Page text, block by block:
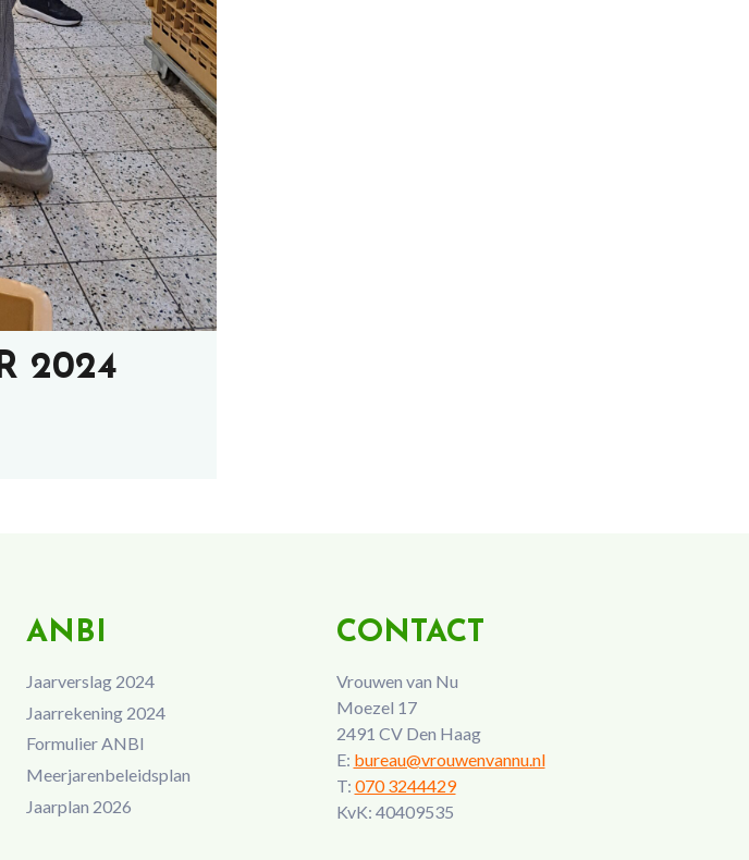
2024
ANBI
Jaarverslag 2024
Jaarrekening 2024
Formulier ANBI
Meerjarenbeleidsplan
Jaarplan 2026
CONTACT
Vrouwen van Nu
Moezel 17
2491 CV Den Haag
E: bureau@vrouwenvannu.nl
T: 070 3244429
KvK: 40409535